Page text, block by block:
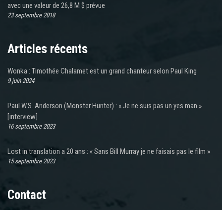
avec une valeur de 26,8 M $ prévue
23 septembre 2018
Articles récents
Wonka : Timothée Chalamet est un grand chanteur selon Paul King
9 juin 2024
Paul W.S. Anderson (Monster Hunter) : « Je ne suis pas un yes man »
[interview]
16 septembre 2023
Lost in translation a 20 ans : « Sans Bill Murray je ne faisais pas le film »
15 septembre 2023
Contact